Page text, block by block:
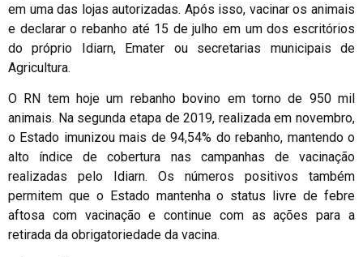
em uma das lojas autorizadas. Após isso, vacinar os animais
e declarar o rebanho até 15 de julho em um dos escritórios
do próprio Idiarn, Emater ou secretarias municipais de
Agricultura.
O RN tem hoje um rebanho bovino em torno de 950 mil
animais. Na segunda etapa de 2019, realizada em novembro,
o Estado imunizou mais de 94,54% do rebanho, mantendo o
alto índice de cobertura nas campanhas de vacinação
realizadas pelo Idiarn. Os números positivos também
permitem que o Estado mantenha o status livre de febre
aftosa com vacinação e continue com as ações para a
retirada da obrigatoriedade da vacina.